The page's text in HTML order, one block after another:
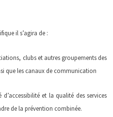
il s’agira de :
clubs et autres groupements des
que les canaux de communication
et la qualité des services
de la prévention combinée.